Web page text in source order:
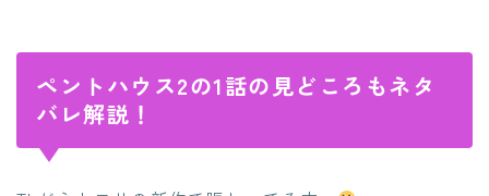
ペントハウス2の1話の見どころもネタ
バレ解説！